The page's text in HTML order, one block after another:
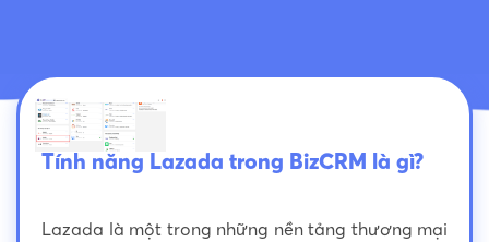
Tính năng Lazada trong BizCRM là gì?
Lazada là một trong những nền tảng thương mại